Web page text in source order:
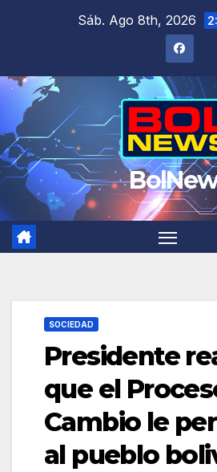
Sáb. Ago 8th, 2026
SOCIEDAD
Presidente
que el
Cambio le
al pueblo